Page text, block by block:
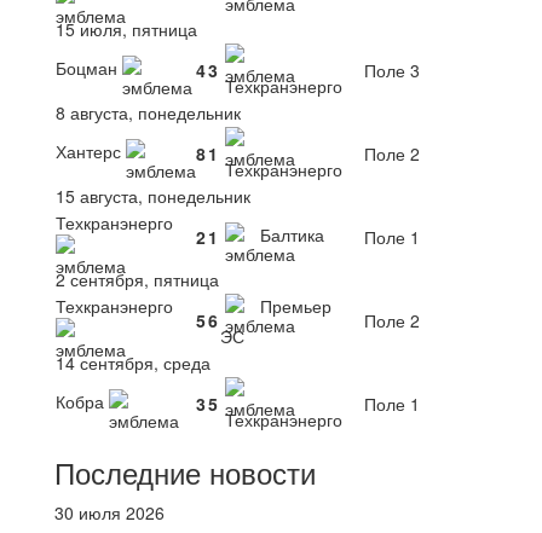
15 июля, пятница
Боцман
43
Техкранэнерго
Поле 3
8 августа, понедельник
Хантерс
81
Техкранэнерго
Поле 2
15 августа, понедельник
Техкранэнерго
21 Балтика
Поле 1
2 сентября, пятница
Техкранэнерго
56
Премьер
ЭС
Поле 2
14 сентября, среда
Кобра
35
Техкранэнерго
Поле 1
Последние новости
30 июля 2026